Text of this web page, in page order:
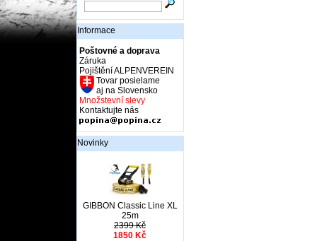
Informace
Poštovné a doprava
Záruka
Pojištění ALPENVEREIN
Tovar posielame
aj na Slovensko
Množstevní slevy
Kontaktujte nás
Novinky
GIBBON Classic Line XL
25m
2399 Kč
1850 Kč